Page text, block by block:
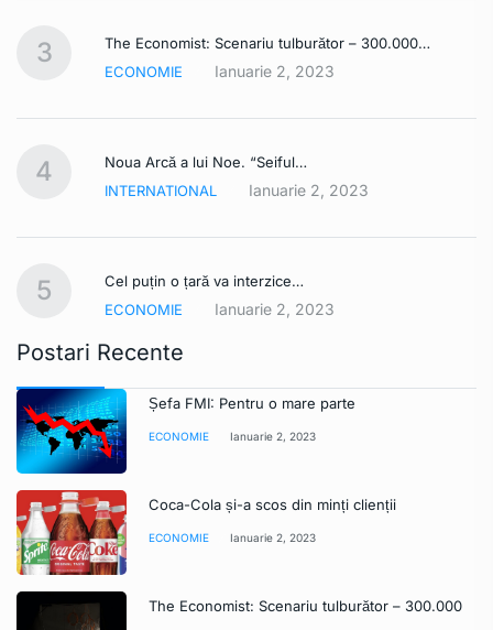
3
The Economist: Scenariu tulburător – 300.000…
ECONOMIE
Ianuarie 2, 2023
4
Noua Arcă a lui Noe. “Seiful…
INTERNATIONAL
Ianuarie 2, 2023
5
Cel puțin o țară va interzice…
ECONOMIE
Ianuarie 2, 2023
Postari Recente
Șefa FMI: Pentru o mare parte
ECONOMIE Ianuarie 2, 2023
Coca-Cola și-a scos din minți clienții
ECONOMIE Ianuarie 2, 2023
The Economist: Scenariu tulburător – 300.000